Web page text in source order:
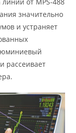
значительно
и устраняет
рассеивает